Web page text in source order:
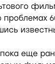
проблемах
еще